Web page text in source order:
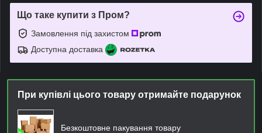
Що таке купити з Пром?
Замовлення під захистом
Доступна доставка
При купівлі цього товару отримайте подарунок
Безкоштовне пакування товару